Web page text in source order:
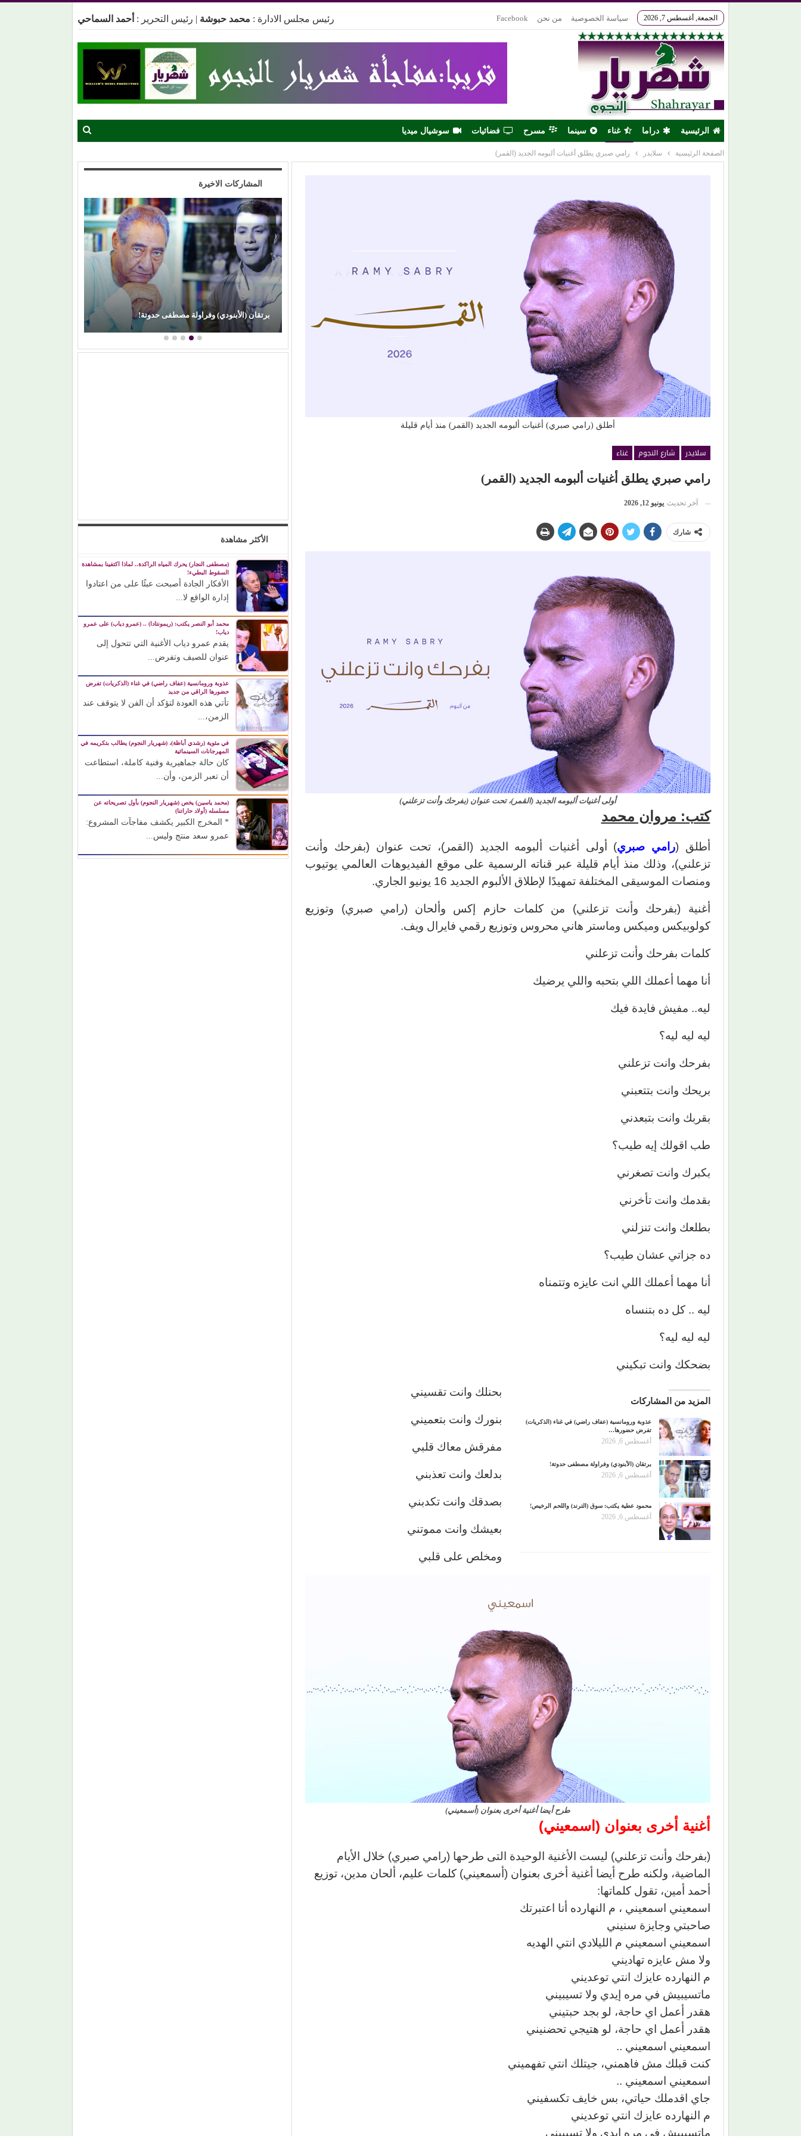
الجمعة, أغسطس 7, 2026 سياسة الخصوصية من نحن Facebook رئيس مجلس الادارة : محمد حبوشة | رئيس التحرير : أحمد السماحي
الرئيسية دراما غناء سينما مسرح فضائيات سوشيال ميديا
الصفحة الرئيسية سلايدر رامي صبري يطلق أغنيات ألبومه الجديد (القمر)
أطلق (رامي صبري) أغنيات ألبومه الجديد (القمر) منذ أيام قليلة
سلايدر شارع النجوم
غناء
رامي صبري يطلق أغنيات ألبومه الجديد (القمر)
آخر تحديث يونيو 12, 2026
شارك
أولى أغنيات ألبومه الجديد (القمر)، تحت عنوان (بفرحك وأنت تزعلني)
كتب: مروان محمد
أطلق (رامي صبري) أولى أغنيات ألبومه الجديد (القمر)، تحت عنوان (بفرحك وأنت
تزعلني)، وذلك منذ أيام قليلة عبر قناته الرسمية على موقع الفيديوهات العالمي يوتيوب
ومنصات الموسيقى المختلفة تمهيدًا لإطلاق الألبوم الجديد 16 يونيو الجاري.
أغنية (بفرحك وأنت تزعلني) من كلمات حازم إكس وألحان (رامي صبري) وتوزيع
كولوبيكس وميكس وماستر هاني محروس وتوزيع رقمي فايرال ويف.
كلمات بفرحك وأنت تزعلني
أنا مهما أعملك اللي بتحبه واللي يرضيك
ليه.. مفيش فايدة فيك
ليه ليه ليه؟
بفرحك وانت تزعلني
بريحك وانت بتتعبني
بقربك وانت بتبعدني
طب اقولك إيه طيب؟
بكبرك وانت تصغرني
بقدمك وانت تأخرني
بطلعك وانت تنزلني
ده جزاتي عشان طيب؟
أنا مهما أعملك اللي انت عايزه وتتمناه
ليه .. كل ده بتنساه
ليه ليه ليه؟
بضحكك وانت تبكيني
المزيد من المشاركات
عذوبة ورومانسية (عفاف راضي) في غناء (الذكريات)
تفرض حضورها…
أغسطس 6, 2026
برتقان (الأبنودي) وفراولة مصطفى حدوتة!
أغسطس 6, 2026
محمود عطية يكتب: سوق (الترند) واللحم الرخيص!
أغسطس 6, 2026
بحنلك وانت تقسيني
بنورك وانت بتعميني
مفرقش معاك قلبي
بدلعك وانت تعذبني
بصدقك وانت تكدبني
بعيشك وانت مموتني
ومخلص على قلبي
طرح أيضا أغنية أخرى بعنوان (أسمعيني)
أغنية أخرى بعنوان (اسمعيني)
(بفرحك وأنت تزعلني) ليست الأغنية الوحيدة التى طرحها (رامي صبري) خلال الأيام
الماضية، ولكنه طرح أيضا أغنية أخرى بعنوان (أسمعيني) كلمات عليم، ألحان مدين، توزيع
أحمد أمين، تقول كلماتها:
اسمعيني اسمعيني ، م النهارده أنا اعتبرتك
صاحبتي وجايزة سنيني
اسمعيني اسمعيني م الليلادي انتي الهديه
ولا مش عايزه تهاديني
م النهارده عايزك انتي توعديني
ماتسيبيش في مره إيدي ولا تسيبيني
هقدر أعمل اي حاجة، لو بجد حبتيني
هقدر أعمل اي حاجة، لو هتيجي تحضنيني
اسمعيني اسمعيني ..
كنت قبلك مش فاهمني، جيتلك انتي تفهميني
اسمعيني اسمعيني ..
جاي اقدملك حياتي، بس خايف تكسفيني
م النهارده عايزك انتي توعديني
ماتسيبيش في مره إيدي ولا تسيبيني
المشاركات الاخيرة
من (حمانا) إلى القلوب.. (بلقيس) تغني للأمهات في (زهر
عذوبة ورومانسية (عفاف راضي) في غناء (الذكريات)
تفرض حضورها الراقي من جديد
برتقان (الأبنودي) وفراولة مصطفى حدوتة!
الأكثر مشاهدة
(مصطفى النجار) يحرك المياه الراكدة.. لماذا اكتفينا بمشاهدة
السقوط البطيء!
الأفكار الجادة أصبحت عبئًا على من اعتادوا
إدارة الواقع لا...
محمد أبو النصر يكتب: (ريمونتادا) .. (عمرو دياب) على عمرو
دياب!
يقدم عمرو دياب الأغنية التي تتحول إلى
عنوان للصيف وتفرض...
عذوبة ورومانسية (عفاف راضي) في غناء (الذكريات) تفرض
حضورها الراقي من جديد
تأتي هذه العودة لتؤكد أن الفن لا يتوقف عند
الزمن،...
في مئوية (رشدي أباظة)، (شهريار النجوم) يطالب بتكريمه في
المهرجانات السينمائية
كان حالة جماهيرية وفنية كاملة، استطاعت
أن تعبر الزمن، وأن...
(محمد ياسين) يخص (شهريار النجوم) بأول تصريحاته عن
مسلسله (أولاد حاراتنا)
* المخرج الكبير يكشف مفاجآت المشروع:
عمرو سعد منتج وليس...